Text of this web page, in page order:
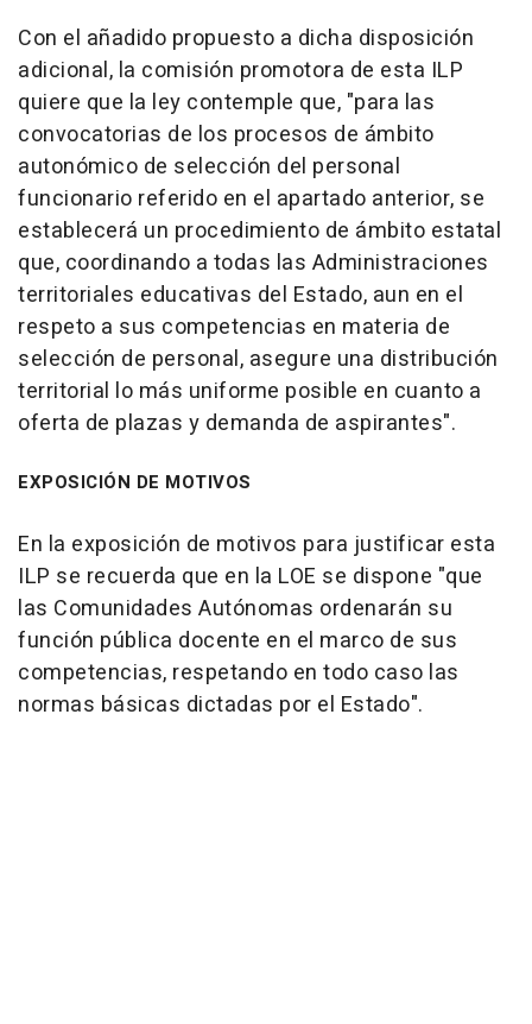
Con el añadido propuesto a dicha disposición
adicional, la comisión promotora de esta ILP
quiere que la ley contemple que, "para las
convocatorias de los procesos de ámbito
autonómico de selección del personal
funcionario referido en el apartado anterior, se
establecerá un procedimiento de ámbito estatal
que, coordinando a todas las Administraciones
territoriales educativas del Estado, aun en el
respeto a sus competencias en materia de
selección de personal, asegure una distribución
territorial lo más uniforme posible en cuanto a
oferta de plazas y demanda de aspirantes".
EXPOSICIÓN DE MOTIVOS
En la exposición de motivos para justificar esta
ILP se recuerda que en la LOE se dispone "que
las Comunidades Autónomas ordenarán su
función pública docente en el marco de sus
competencias, respetando en todo caso las
normas básicas dictadas por el Estado".